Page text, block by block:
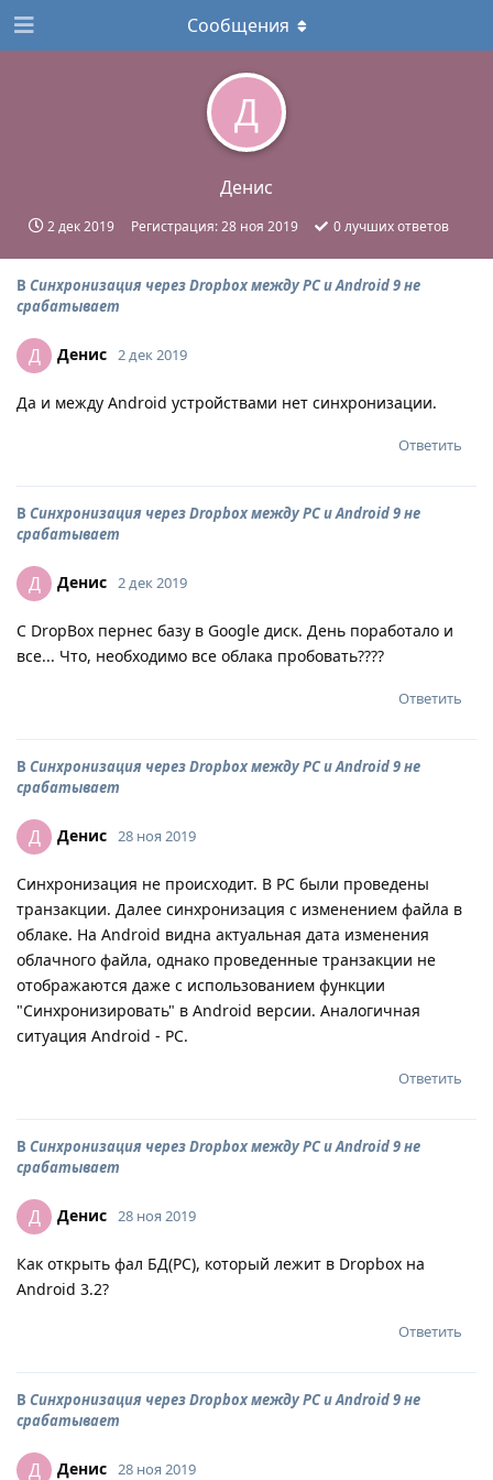
Д
Денис
2 дек 2019 Регистрация:28 ноя 2019 0лучших ответов
Сообщения
В Синхронизация через Dropbox между PC и Android 9 не
срабатывает
Д Денис 2 дек 2019
Да и между Android устройствами нет синхронизации.
Ответить
В Синхронизация через Dropbox между PC и Android 9 не
срабатывает
Д Денис 2 дек 2019
С DropBox пернес базу в Google диск. День поработало и
все... Что, необходимо все облака пробовать????
Ответить
В Синхронизация через Dropbox между PC и Android 9 не
срабатывает
Д Денис 28 ноя 2019
Синхронизация не происходит. В PC были проведены
транзакции. Далее синхронизация с изменением файла в
облаке. На Android видна актуальная дата изменения
облачного файла, однако проведенные транзакции не
отображаются даже с использованием функции
"Синхронизировать" в Android версии. Аналогичная
ситуация Android - PC.
Ответить
В Синхронизация через Dropbox между PC и Android 9 не
срабатывает
Д Денис 28 ноя 2019
Как открыть фал БД(PC), который лежит в Dropbox на
Android 3.2?
Ответить
В Синхронизация через Dropbox между PC и Android 9 не
срабатывает
Д Денис 28 ноя 2019